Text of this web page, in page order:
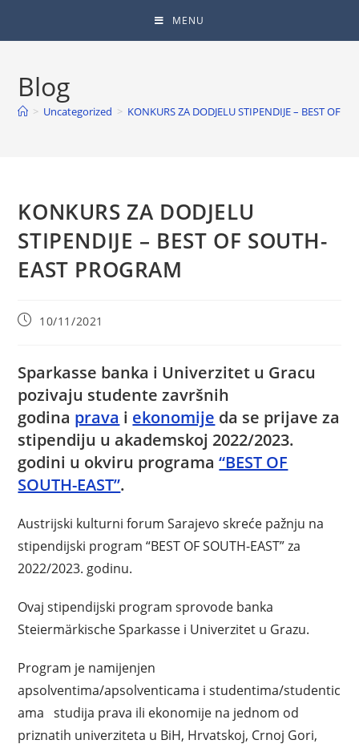
MENU
Blog
> Uncategorized > KONKURS ZA DODJELU STIPENDIJE – BEST OF
KONKURS ZA DODJELU
STIPENDIJE – BEST OF SOUTH-
EAST PROGRAM
10/11/2021
Sparkasse banka i Univerzitet u Gracu
pozivaju studente završnih
godina prava i ekonomije da se prijave za
stipendiju u akademskoj 2022/2023.
godini u okviru programa“BEST OF
SOUTH-EAST”.
Austrijski kulturni forum Sarajevo skreće pažnju na
stipendijski program “BEST OF SOUTH-EAST” za
2022/2023. godinu.
Ovaj stipendijski program sprovode banka
Steiermärkische Sparkasse i Univerzitet u Grazu.
Program je namijenjen
apsolventima/apsolventicama i studentima/studentic
ama studija prava ili ekonomije na jednom od
priznatih univerziteta u BiH, Hrvatskoj, Crnoj Gori,